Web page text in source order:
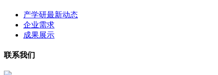
产学研最新动态
企业需求
成果展示
联系我们